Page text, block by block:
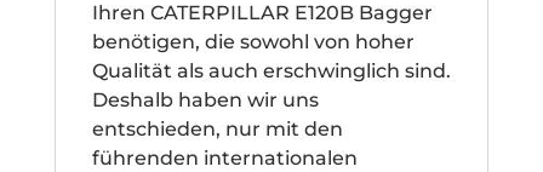
Ihren CATERPILLAR E120B Bagger
benötigen, die sowohl von hoher
Qualität als auch erschwinglich sind.
Deshalb haben wir uns
entschieden, nur mit den
führenden internationalen